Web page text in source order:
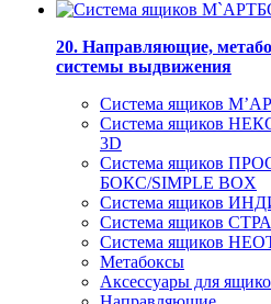
20. Направляющие,
системы выдвижения
Система ящиков
Система ящиков
3D
Система ящиков
БОКС/SIMPLE BOX
Система ящиков
Система ящиков
Система ящиков
Метабоксы
Аксессуары для